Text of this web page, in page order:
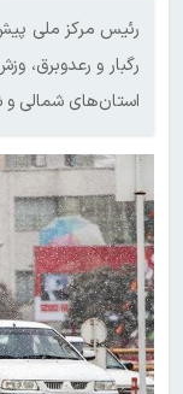
رئیس مرکز ملی
رگبار و رعدوبرق،
استان‌های شمالی و